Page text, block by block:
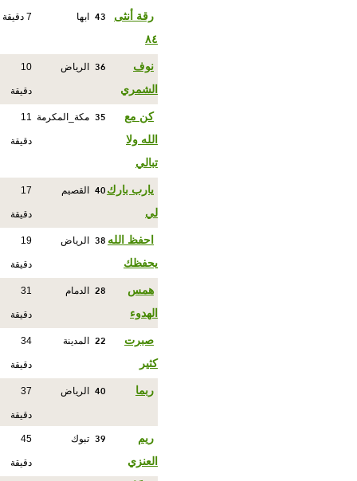
رقة أنثى
٨٤
43 ابها 7 دقيقة
نوف
الشمري
36 الرياض 10
دقيقة
كن مع
الله ولا
تبالي
35 مكة_المكرمة 11
دقيقة
يارب بارك
لي
40 القصيم 17
دقيقة
احفظ الله
يحفظك
38 الرياض 19
دقيقة
همس
الهدوء
28 الدمام 31
دقيقة
صبرت
كثير
22 المدينة 34
دقيقة
ربما 40 الرياض 37
دقيقة
ريم
العنزي
39 تبوك 45
دقيقة